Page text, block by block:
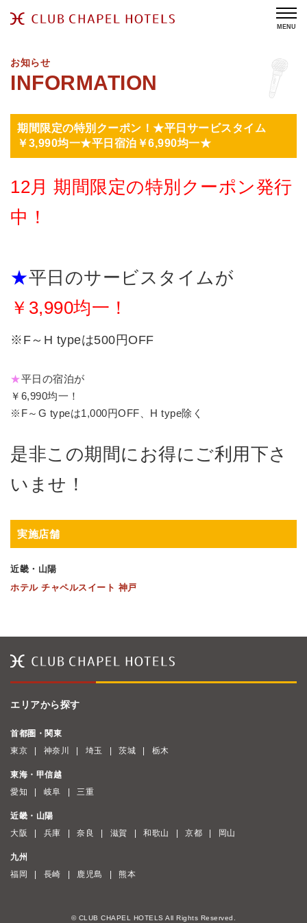
MENU
お知らせ
期間限定の特別クーポン！★平日サービスタイム
￥3,990均一★平日宿泊￥6,990均一★
12月 期間限定の特別クーポン発行
中！
★平日のサービスタイムが
￥3,990均一！
※F～H typeは500円OFF
★平日の宿泊が
￥6,990均一！
※F～G typeは1,000円OFF、H type除く
是非この期間にお得にご利用下さ
いませ！
実施店舗
近畿・山陽
ホテル チャペルスイート 神戸
エリアから探す
首都圏・関東
東京
神奈川 埼玉 茨城 栃木
東海・甲信越
愛知
岐阜 三重
近畿・山陽
大阪
兵庫 奈良 滋賀 和歌山 京都 岡山
九州
福岡
長崎 鹿児島 熊本
© CLUB CHAPEL HOTELS All Rights Reserved.